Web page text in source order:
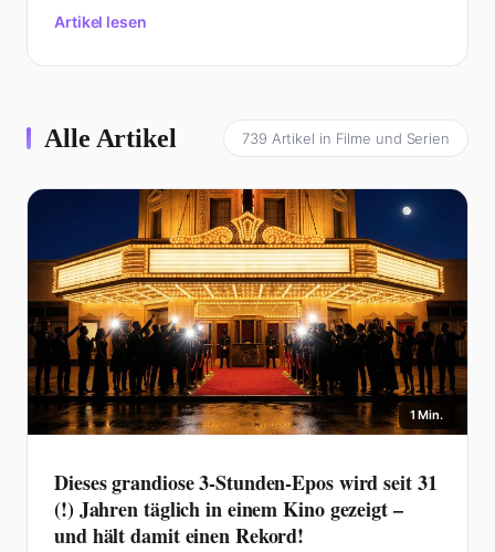
Artikel lesen
Alle Artikel 739 Artikel in Filme und Serien
1 Min.
Dieses grandiose 3-Stunden-Epos wird seit 31
(!) Jahren täglich in einem Kino gezeigt –
und hält damit einen Rekord!